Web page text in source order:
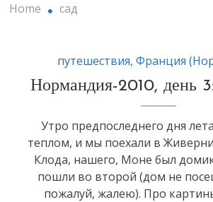
Home сад
путешествия, Франция
Нормандия-2010, день
Утро предпоследнего дня
теплом, и мы поехали в
Клода, нашего, Моне был
пошли во второй (дом не
пожалуй, жалею). Про